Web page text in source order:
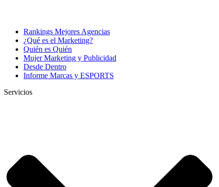
Rankings Mejores Agencias
¿Qué es el Marketing?
Quién es Quién
Mujer Marketing y Publicidad
Desde Dentro
Informe Marcas y ESPORTS
Servicios